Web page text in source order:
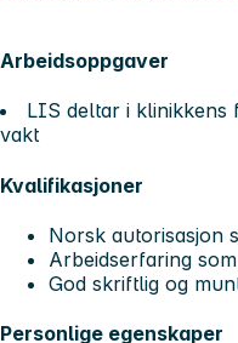
Arbeidsoppgaver
LIS deltar i klinikkens
vakt
Kvalifikasjoner
Norsk autorisasjon
Arbeidserfaring
God skriftlig og
Personlige egenskaper